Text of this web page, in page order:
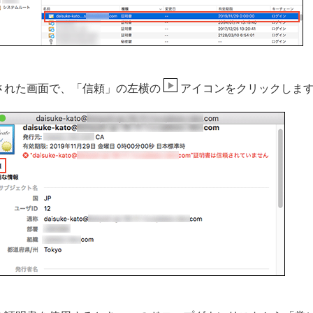
れた画面で、「信頼」の左横の アイコンをクリックしま